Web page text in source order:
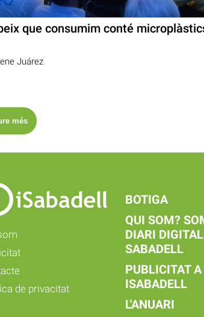
que consumim conté
Juárez
més
de privacitat
BOTIGA
QUI SOM?
DIARI
SABADELL
PUBLICITAT A
ISABADELL
L'ANUARI